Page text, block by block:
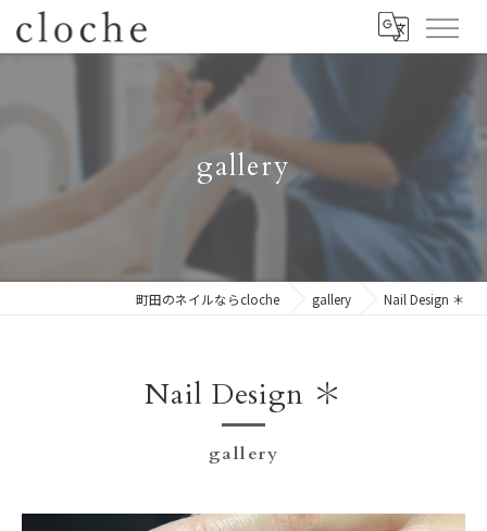
gallery
町田のネイルならcloche gallery Nail Design ＊
gallery
Nail Design ＊